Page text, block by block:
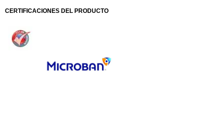
CERTIFICACIONES DEL PRODUCTO